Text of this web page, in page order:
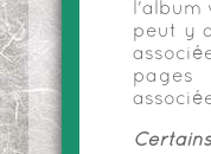
l'album
peut y